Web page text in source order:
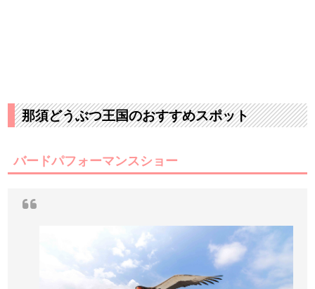
那須どうぶつ王国のおすすめスポット
バードパフォーマンスショー